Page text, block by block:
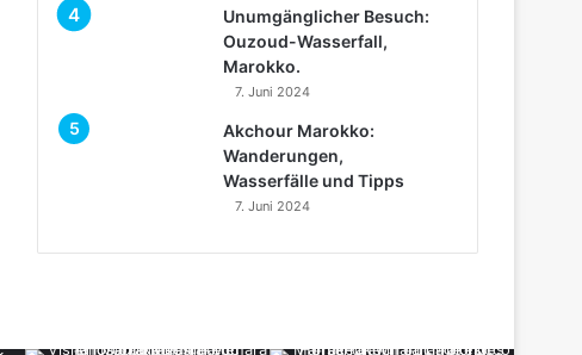
Unumgänglicher Besuch:
Ouzoud-Wasserfall,
Marokko.
7. Juni 2024
Akchour Marokko:
Wanderungen,
Wasserfälle und Tipps
7. Juni 2024